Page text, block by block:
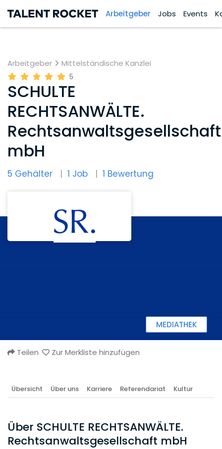
Arbeitgeber Jobs Events
Arbeitgeber Mittelständische Kanzlei
5
SCHULTE
RECHTSANWÄLTE.
Rechtsanwaltsgesellschaft
mbH
5 Gehälter 1 Job 1 Bewertung
Teilen Zur Merkliste hinzufügen
MEDIATHEK
Übersicht Über uns Karriere Referendariat Kultur
Über SCHULTE RECHTSANWÄLTE.
Rechtsanwaltsgesellschaft mbH